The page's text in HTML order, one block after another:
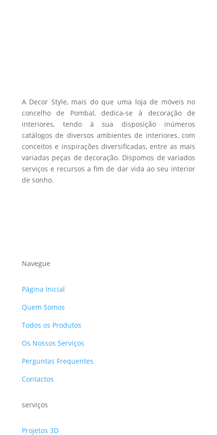
the
product
page
A Decor Style, mais do que uma loja de móveis no
concelho de Pombal, dedica-se à decoração de
interiores, tendo à sua disposição inúmeros
catálogos de diversos ambientes de interiores, com
conceitos e inspirações diversificadas, entre as mais
variadas peças de decoração. Dispomos de variados
serviços e recursos a fim de dar vida ao seu interior
de sonho.
Navegue
Página Inicial
Quem Somos
Todos os Produtos
Os Nossos Serviços
Perguntas Frequentes
Contactos
serviços
Projetos 3D